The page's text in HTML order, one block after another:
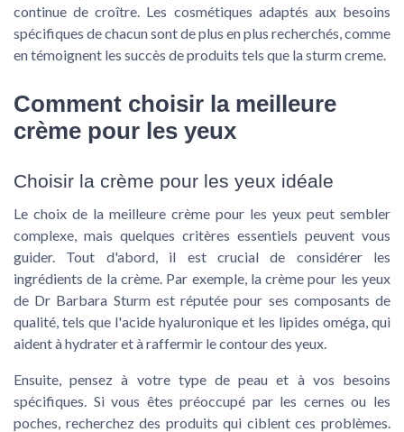
continue de croître. Les cosmétiques adaptés aux besoins
spécifiques de chacun sont de plus en plus recherchés, comme
en témoignent les succès de produits tels que lasturm creme.
Comment choisir la meilleure
crème pour les yeux
Choisir la crème pour les yeux idéale
Le choix de la meilleure crème pour les yeux peut sembler
complexe, mais quelques critères essentiels peuvent vous
guider. Tout d'abord, il est crucial de considérer les
ingrédients de la crème. Par exemple, la crème pour les yeux
de Dr Barbara Sturm est réputée pour ses composants de
qualité, tels que l'acide hyaluronique et les lipides oméga , qui
aident à hydrater et à raffermir lecontour des yeux
Ensuite, pensez à votre type depeau et à vos besoins
spécifiques. Si vous êtes préoccupé par les cernes ou les
poches , recherchez des produits qui ciblent ces problèmes.